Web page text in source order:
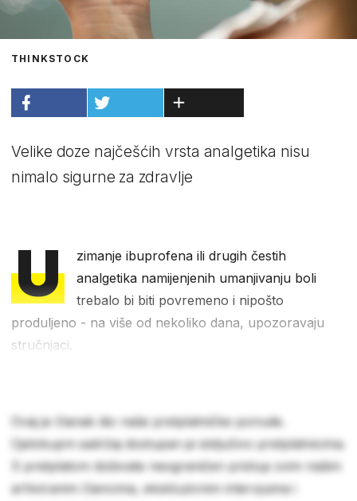
THINKSTOCK
Velike doze najčešćih vrsta analgetika nisu
nimalo sigurne za zdravlje
U
zimanje ibuprofena ili drugih čestih
analgetika namijenjenih umanjivanju boli
trebalo bi biti povremeno i nipošto
produljeno - na više od nekoliko dana, upozoravaju
stručnjaci.
Ovaj je članak dio naše pretplatničke ponude.
Cjelokupni sadržaj dostupan je isključivo pretplatnicima.
S pretplatom dobivate neograničen pristup svim našim
arhiviranim člancima, ekskluzivnim intervjuima i